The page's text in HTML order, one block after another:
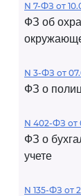
N 7-ФЗ от
ФЗ об
N 3-ФЗ от
ФЗ о
N 402-ФЗ от
ФЗ о
учете
N 135-ФЗ от